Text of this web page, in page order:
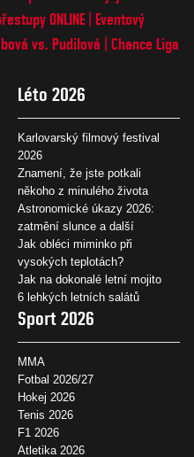
ONLINE
Eventový
vs. Pudilová
Chance Liga
Léto 2026
Karlovarský filmový festival
2026
Znamení, že jste potkali
někoho z minulého života
Astronomické úkazy 2026:
zatmění slunce a další
Jak obléci miminko při
vysokých teplotách?
Jak na dokonalé letní mojito
6 lehkých letních salátů
Sport 2026
MMA
Fotbal 2026/27
Hokej 2026
Tenis 2026
F1 2026
Atletika 2026